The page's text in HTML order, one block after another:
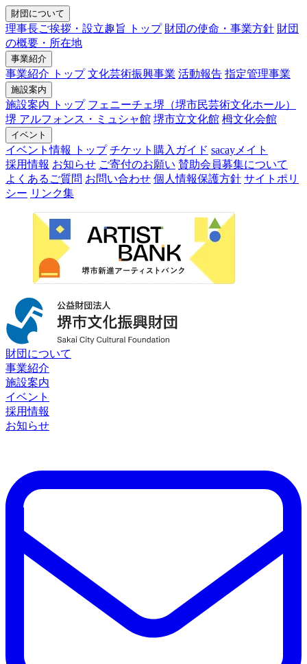
財団について
理事長ご挨拶・設立趣旨 トップ 財団の使命・事業方針 財団
の概要・所在地
事業紹介
事業紹介 トップ 文化芸術振興事業 活動報告 指定管理事業
施設案内
施設案内 トップ フェニーチェ堺（堺市民芸術文化ホール）
堺 アルフォンス・ミュシャ館 堺市立文化館 栂文化会館
イベント
イベント情報 トップ チケット購入ガイド sacayメイト
採用情報 お知らせ ご寄付のお願い 賛助会員募集について
よくあるご質問 お問い合わせ 個人情報保護方針 サイトポリ
シー リンク集
財団について
事業紹介
施設案内
イベント
採用情報
お知らせ